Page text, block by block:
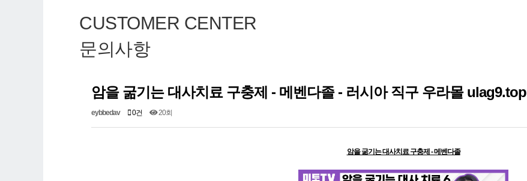
CUSTOMER CENTER
문의사항
암을 굶기는 대사치료 구충제 - 메벤다졸 - 러시아 직구 우라몰 ulag9.top
eybbedav 0건 20회
암을 굶기는 대사치료 구충제 - 메벤다졸